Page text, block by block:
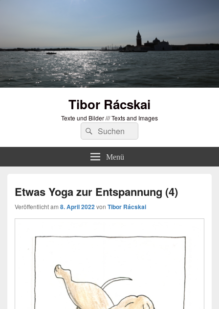
Tibor Rácskai
Texte und Bilder /// Texts and Images
Suchen
nach:
Suchen
Menü
Etwas Yoga zur Entspannung (4)
Veröffentlicht am 8. April 2022von Tibor Rácskai